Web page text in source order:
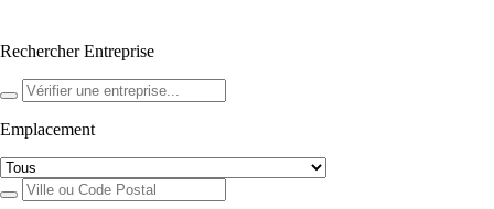
Rechercher Entreprise
Emplacement